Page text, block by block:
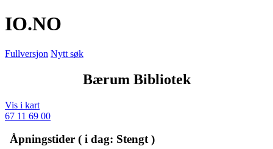
IO.NO
Fullversjon Nytt søk
Bærum Bibliotek
Vis i kart
67 11 69 00
Åpningstider ( i dag: Stengt )